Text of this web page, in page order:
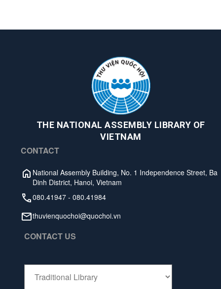
THE NATIONAL ASSEMBLY LIBRARY OF
VIETNAM
CONTACT
National Assembly Building, No. 1 Independence Street, Ba
Dinh District, Hanoi, Vietnam
080.41947 - 080.41984
thuvienquochoi@quochoi.vn
CONTACT US